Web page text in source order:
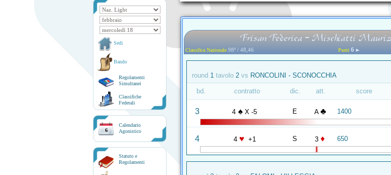
Sedi
Bando
Regolamenti
Simultanei
Classifiche
Federali
6
Calendario
Agonistico
Statuto e
Regolamenti
Frisan Federica - Mischiatti
Classifica Nazionale 98ª / 48,46 Punti 6 ►
round 1 tavolo 2 vs RONCOLINI - SCONOCCHIA
bd. contratto dic. att. score
3 4 ♠ X -5 E A ♣ 1400
4 4 ♥ +1 S 3 ♦ 650